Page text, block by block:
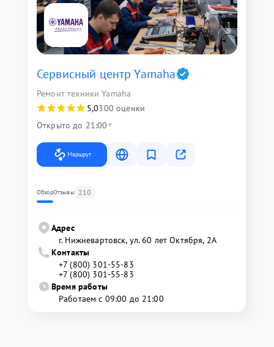
Сервисный центр Yamaha
Ремонт техники Yamaha
5,0300 оценки
Открыто до 21:00
Маршрут
ОбзорОтзывы 210
Адрес
г. Нижневартовск, ул. 60 лет Октября, 2А
Контакты
+7 (800) 301-55-83
+7 (800) 301-55-83
Время работы
Работаем с 09:00 до 21:00